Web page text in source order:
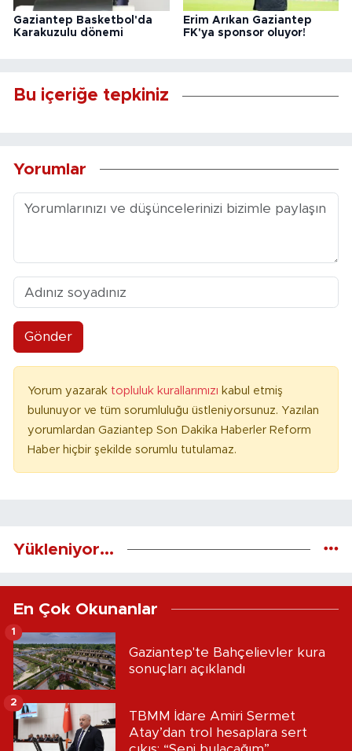
Gaziantep Basketbol'da
Karakuzulu dönemi
Erim Arıkan Gaziantep
FK'ya sponsor oluyor!
Bu içeriğe tepkiniz
Yorumlar
Gönder
Yorum yazarak topluluk kurallarımızı kabul etmiş
bulunuyor ve tüm sorumluluğu üstleniyorsunuz. Yazılan
yorumlardan Gaziantep Son Dakika Haberler Reform
Haber hiçbir şekilde sorumlu tutulamaz.
Yükleniyor...
En Çok Okunanlar
Gaziantep'te Bahçelievler kura
sonuçları açıklandı
1
TBMM İdare Amiri Sermet
Atay’dan trol hesaplara sert
2